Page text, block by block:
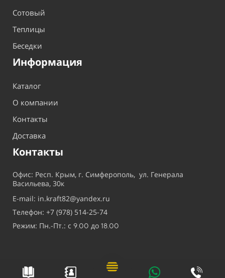
Сотовый
Теплицы
Беседки
Информация
Каталог
О компании
Контакты
Доставка
Контакты
Офис: Респ. Крым, г. Симферополь, ул. Генерала
Васильева, 30к
E-mail: in.kraft82@yandex.ru
Телефон: +7 (978) 514-25-74
Режим: Пн.-Пт.: с 9.00 до 18.00